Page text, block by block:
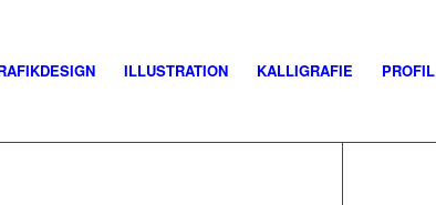
ILLUSTRATION KALLIGRAFIE PROFIL